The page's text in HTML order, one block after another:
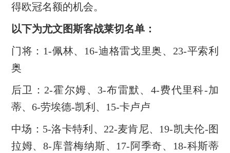
得欧冠名额的机会。
以下为尤文图斯客战莱切名单：
门将：1-佩林、16-迪格雷戈里奥、23-平索利
奥
后卫：2-霍尔姆、3-布雷默、4-费代里科-加
蒂、6-劳埃德-凯利、15-卡卢卢
中场：5-洛卡特利、22-麦肯尼、19-凯夫伦-图
拉姆、8-库普梅纳斯、17-阿季奇、18-科斯蒂